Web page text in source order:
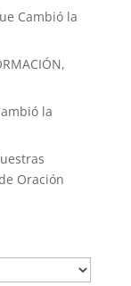
Cambió la
la
Oración